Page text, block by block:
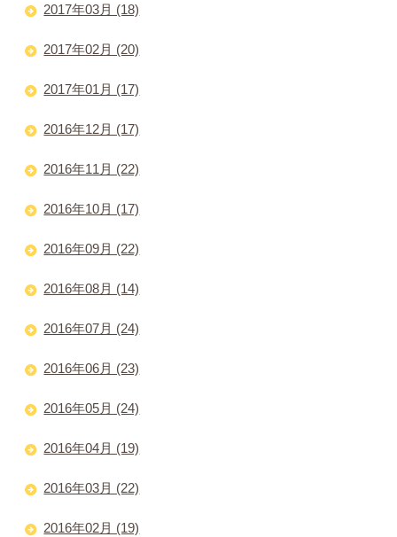
2017年03月 (18)
2017年02月 (20)
2017年01月 (17)
2016年12月 (17)
2016年11月 (22)
2016年10月 (17)
2016年09月 (22)
2016年08月 (14)
2016年07月 (24)
2016年06月 (23)
2016年05月 (24)
2016年04月 (19)
2016年03月 (22)
2016年02月 (19)